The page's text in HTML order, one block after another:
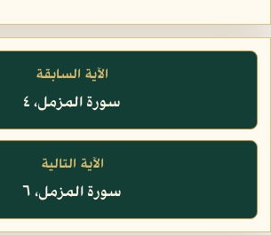
الآية السابقة
سورة المزمل، ٤
الآية التالية
سورة المزمل، ٦